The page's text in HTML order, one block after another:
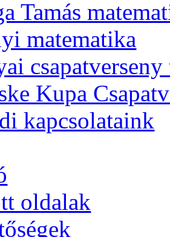
Tamás
matematika
Kupa
kapcsolataink
oldalak